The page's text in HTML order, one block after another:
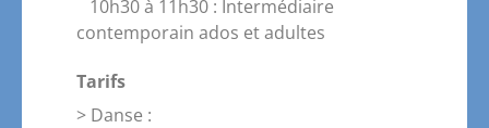
10h30 à 11h30 : Intermédiaire
contemporain ados et adultes
Tarifs
> Danse :